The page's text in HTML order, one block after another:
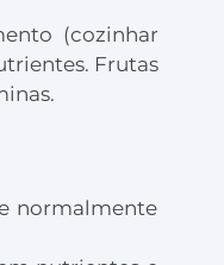
(cozinhar
Frutas
normalmente